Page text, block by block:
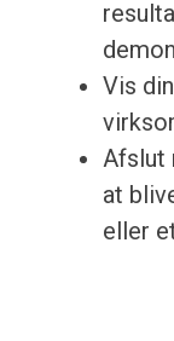
Vis
Afslut
at
eller